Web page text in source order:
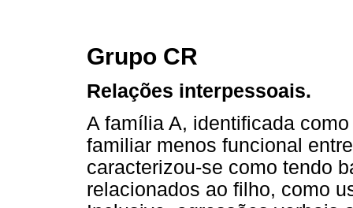
Grupo CR
Relações interpessoais.
A família A, identificada
familiar menos funcional
caracterizou-se como tendo
relacionados ao filho, como